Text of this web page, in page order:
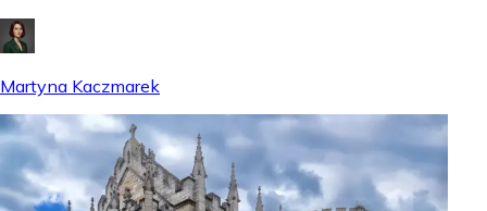
Martyna Kaczmarek